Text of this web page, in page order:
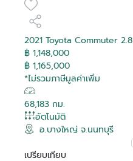
2021 Toyota Commuter 2.8
฿ 1,148,000
฿ 1,165,000
*ไม่รวมภาษีมูลค่าเพิ่ม
68,183 กม.
อัตโนมัติ
อ.บางใหญ่ จ.นนทบุรี
เปรียบเทียบ